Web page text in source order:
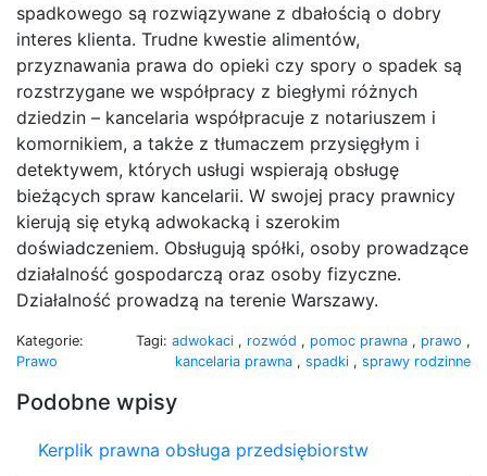
spadkowego są rozwiązywane z dbałością o dobry
interes klienta. Trudne kwestie alimentów,
przyznawania prawa do opieki czy spory o spadek są
rozstrzygane we współpracy z biegłymi różnych
dziedzin – kancelaria współpracuje z notariuszem i
komornikiem, a także z tłumaczem przysięgłym i
detektywem, których usługi wspierają obsługę
bieżących spraw kancelarii. W swojej pracy prawnicy
kierują się etyką adwokacką i szerokim
doświadczeniem. Obsługują spółki, osoby prowadzące
działalność gospodarczą oraz osoby fizyczne.
Działalność prowadzą na terenie Warszawy.
Kategorie:
Prawo
Tagi: adwokaci , rozwód , pomoc prawna , prawo ,
kancelaria prawna , spadki , sprawy rodzinne
Podobne wpisy
Kerplik prawna obsługa przedsiębiorstw